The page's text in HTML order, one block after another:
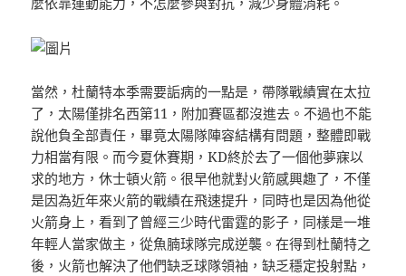
當然，杜蘭特本季需要詬病的一點是，帶隊戰績實在太拉
了，太陽僅排名西第11，附加賽區都沒進去。不過也不能
說他負全部責任，畢竟太陽隊陣容結構有問題，整體即戰
力相當有限。而今夏休賽期，KD終於去了一個他夢寐以
求的地方，休士頓火箭。很早他就對火箭感興趣了，不僅
是因為近年來火箭的戰績在飛速提升，同時也是因為他從
火箭身上，看到了曾經三少時代雷霆的影子，同樣是一堆
年輕人當家做主，從魚腩球隊完成逆襲。在得到杜蘭特之
後，火箭也解決了他們缺乏球隊領袖，缺乏穩定投射點，